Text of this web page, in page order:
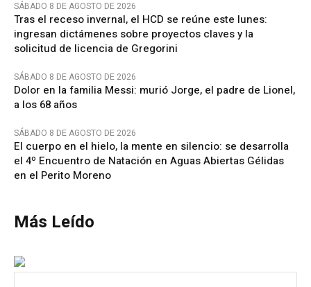
SÁBADO 8 DE AGOSTO DE 2026
Tras el receso invernal, el HCD se reúne este lunes:
ingresan dictámenes sobre proyectos claves y la
solicitud de licencia de Gregorini
SÁBADO 8 DE AGOSTO DE 2026
Dolor en la familia Messi: murió Jorge, el padre de Lionel,
a los 68 años
SÁBADO 8 DE AGOSTO DE 2026
El cuerpo en el hielo, la mente en silencio: se desarrolla
el 4º Encuentro de Natación en Aguas Abiertas Gélidas
en el Perito Moreno
Más Leído